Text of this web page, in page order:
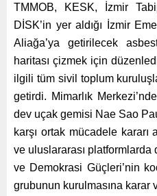
TMMOB, KESK, İzmir
DİSK’in yer aldığı İzmir
Aliağa’ya getirilecek
haritası çizmek için
ilgili tüm sivil toplum
getirdi. Mimarlık
dev uçak gemisi Nae Sao
karşı ortak mücadele kararı
ve uluslararası
ve Demokrasi Güçleri’nin
grubunun kurulmasına karar